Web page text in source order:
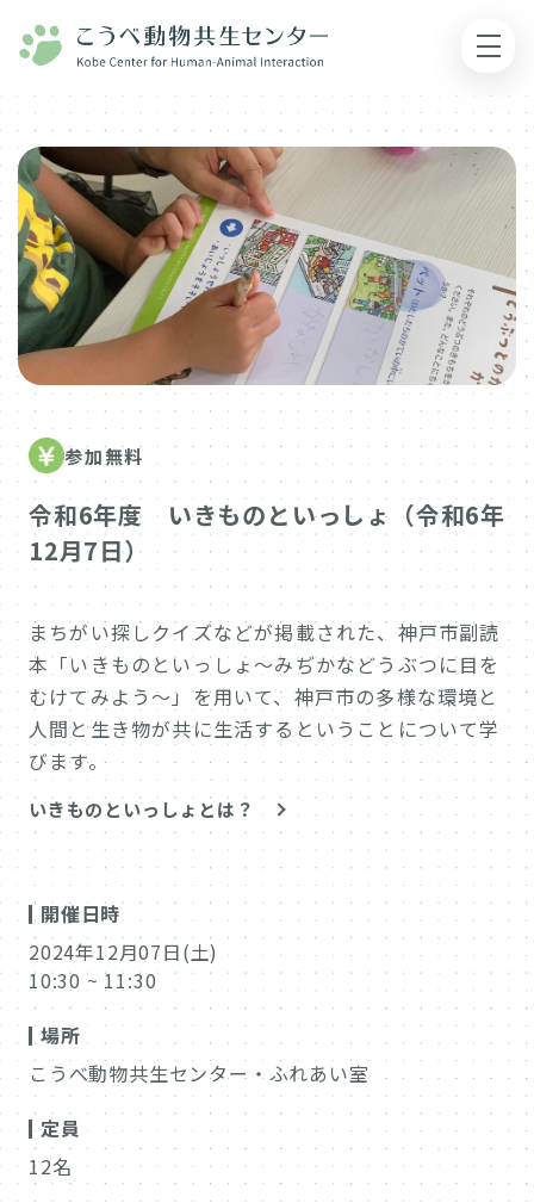
参加無料
令和6年度 いきものといっしょ（令和6年
12月7日）
まちがい探しクイズなどが掲載された、神戸市副読
本「いきものといっしょ～みぢかなどうぶつに目を
むけてみよう～」を用いて、神戸市の多様な環境と
人間と生き物が共に生活するということについて学
びます。
いきものといっしょとは？
開催日時
2024年12月07日(土)
10:30 ~ 11:30
場所
こうべ動物共生センター・ふれあい室
定員
12名